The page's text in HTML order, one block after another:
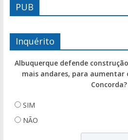
PUB
Inquérito
Albuquerque defende
mais andares, para
Concorda?
SIM
NÃO